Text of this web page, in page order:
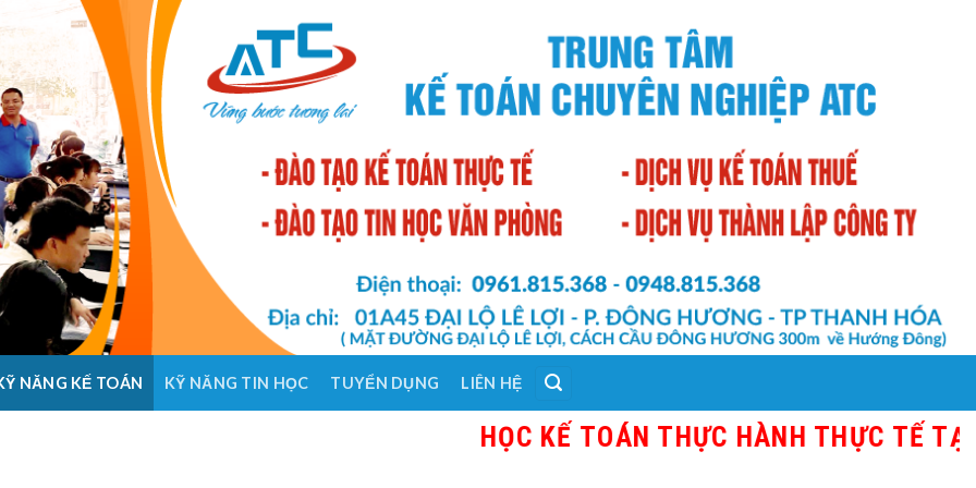
NĂNG KẾ TOÁN KỸ NĂNG TIN HỌC TUYỂN DỤNG LIÊN HỆ
HỌC KẾ TOÁN THỰC HÀNH THỰC TẾ TẠI